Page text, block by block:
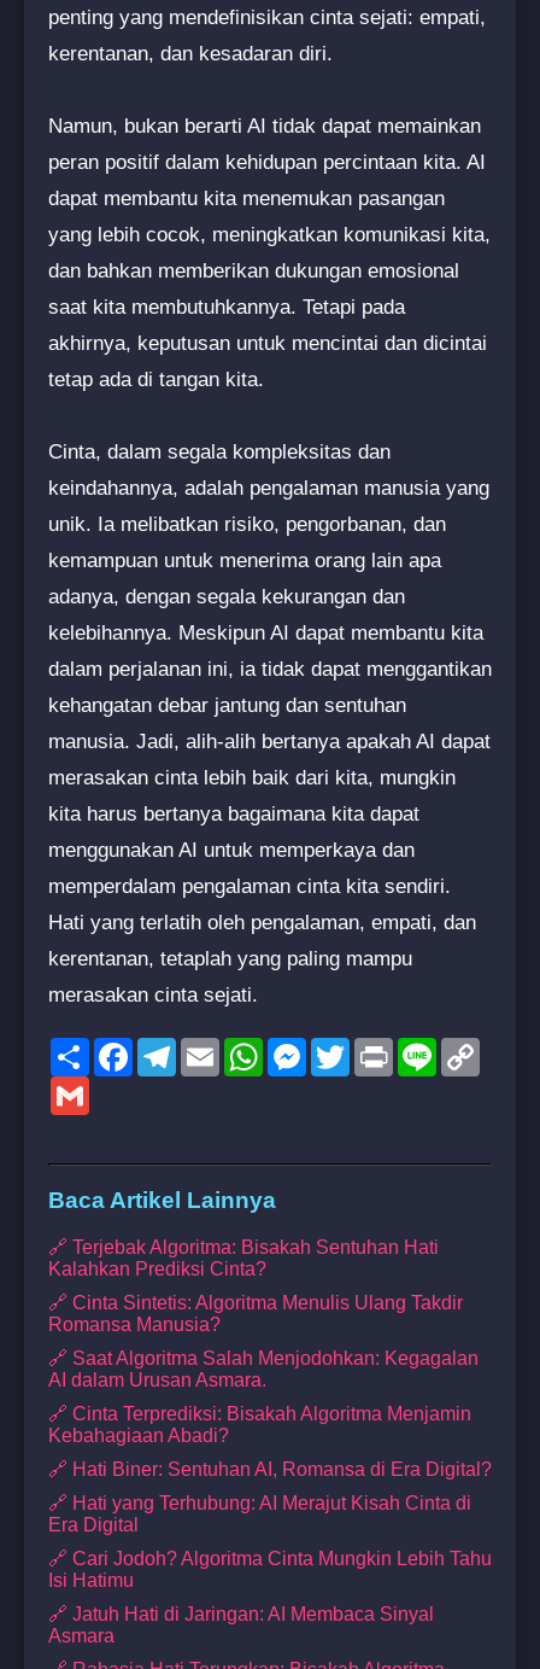
penting yang mendefinisikan cinta sejati: empati,
kerentanan, dan kesadaran diri.
Namun, bukan berarti AI tidak dapat memainkan
peran positif dalam kehidupan percintaan kita. AI
dapat membantu kita menemukan pasangan
yang lebih cocok, meningkatkan komunikasi kita,
dan bahkan memberikan dukungan emosional
saat kita membutuhkannya. Tetapi pada
akhirnya, keputusan untuk mencintai dan dicintai
tetap ada di tangan kita.
Cinta, dalam segala kompleksitas dan
keindahannya, adalah pengalaman manusia yang
unik. Ia melibatkan risiko, pengorbanan, dan
kemampuan untuk menerima orang lain apa
adanya, dengan segala kekurangan dan
kelebihannya. Meskipun AI dapat membantu kita
dalam perjalanan ini, ia tidak dapat menggantikan
kehangatan debar jantung dan sentuhan
manusia. Jadi, alih-alih bertanya apakah AI dapat
merasakan cinta lebih baik dari kita, mungkin
kita harus bertanya bagaimana kita dapat
menggunakan AI untuk memperkaya dan
memperdalam pengalaman cinta kita sendiri.
Hati yang terlatih oleh pengalaman, empati, dan
kerentanan, tetaplah yang paling mampu
merasakan cinta sejati.
ShareFacebookTelegram
EmailWhatsAppMessenger
TwitterPrint Line
Baca Artikel Lainnya
🔗 Terjebak Algoritma: Bisakah Sentuhan Hati
Kalahkan Prediksi Cinta?
🔗 Cinta Sintetis: Algoritma Menulis Ulang Takdir
Romansa Manusia?
🔗 Saat Algoritma Salah Menjodohkan: Kegagalan
AI dalam Urusan Asmara.
🔗 Cinta Terprediksi: Bisakah Algoritma Menjamin
Kebahagiaan Abadi?
🔗 Hati Biner: Sentuhan AI, Romansa di Era Digital?
🔗 Hati yang Terhubung: AI Merajut Kisah Cinta di
Era Digital
🔗 Cari Jodoh? Algoritma Cinta Mungkin Lebih Tahu
Isi Hatimu
🔗 Jatuh Hati di Jaringan: AI Membaca Sinyal
Asmara